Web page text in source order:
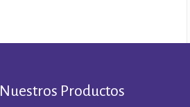
Nuestros Productos